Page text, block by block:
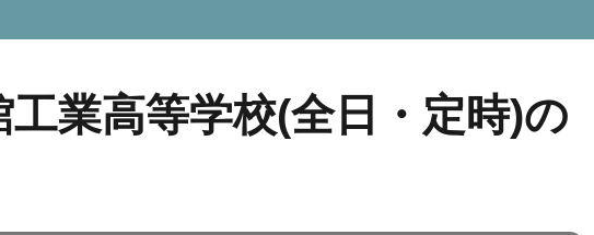
工業高等学校(全日・定時)の